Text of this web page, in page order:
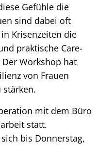
Gefühle die
sind dabei oft
Krisenzeiten die
praktische Care-
Workshop hat
von Frauen
stärken.
mit dem Büro
statt.
bis Donnerstag,